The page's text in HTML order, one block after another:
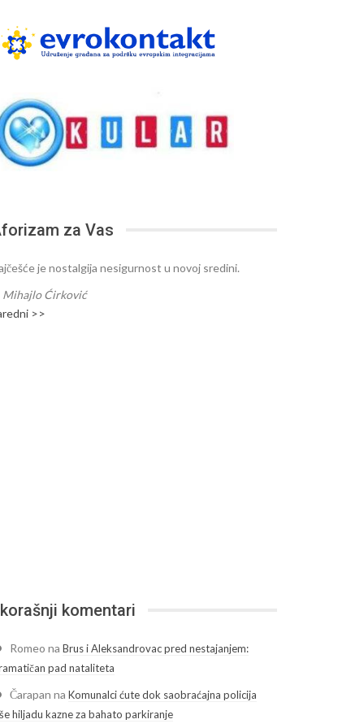
za Vas
je nostalgija nesigurnost u novoj sredini.
Mihajlo Ćirković
>>
komentari
Romeo naBrus i Aleksandrovac pred nestajanjem:
pad nataliteta
Čarapan naKomunalci ćute dok saobraćajna policija
hiljadu kazne za bahato parkiranje